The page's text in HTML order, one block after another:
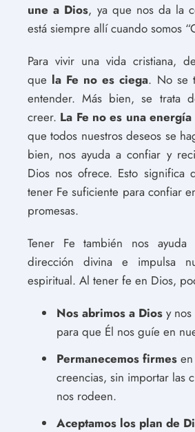
une a Dios, ya que nos da la
está siempre allí cuando somos
Para vivir una vida cristiana,
que la Fe no es ciega. No se
entender. Más bien, se trata
creer. La Fe no es una energía
que todos nuestros deseos se
bien, nos ayuda a confiar y
Dios nos ofrece. Esto significa
tener Fe suficiente para confiar
promesas.
Tener Fe también nos
dirección divina e impulsa
espiritual. Al tener fe en Dios,
Nos abrimos a Dios y
para que Él nos guíe en
Permanecemos firmes
creencias, sin importar las
nos rodeen.
Aceptamos los plan de